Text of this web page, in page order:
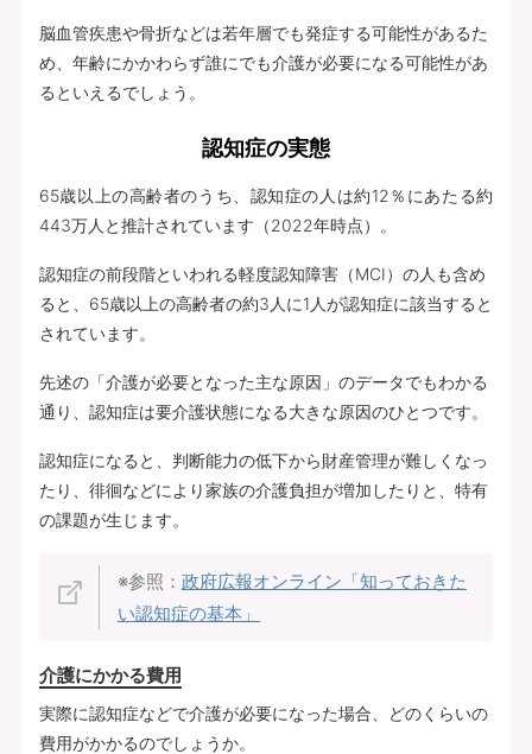
脳血管疾患や骨折などは若年層でも発症する可能性があるた
め、年齢にかかわらず誰にでも介護が必要になる可能性があ
るといえるでしょう。
認知症の実態
65歳以上の高齢者のうち、認知症の人は約12％にあたる約
443万人と推計されています（2022年時点）。
認知症の前段階といわれる軽度認知障害（MCI）の人も含め
ると、65歳以上の高齢者の約3人に1人が認知症に該当すると
されています。
先述の「介護が必要となった主な原因」のデータでもわかる
通り、認知症は要介護状態になる大きな原因のひとつです。
認知症になると、判断能力の低下から財産管理が難しくなっ
たり、徘徊などにより家族の介護負担が増加したりと、特有
の課題が生じます。
※参照： 政府広報オンライン「知っておきた
い認知症の基本」
介護にかかる費用
実際に認知症などで介護が必要になった場合、どのくらいの
費用がかかるのでしょうか。